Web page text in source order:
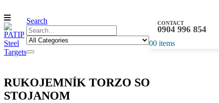
Search CONTACT
0904 996 854
00 items
RUKOJEMNÍK TORZO SO
STOJANOM